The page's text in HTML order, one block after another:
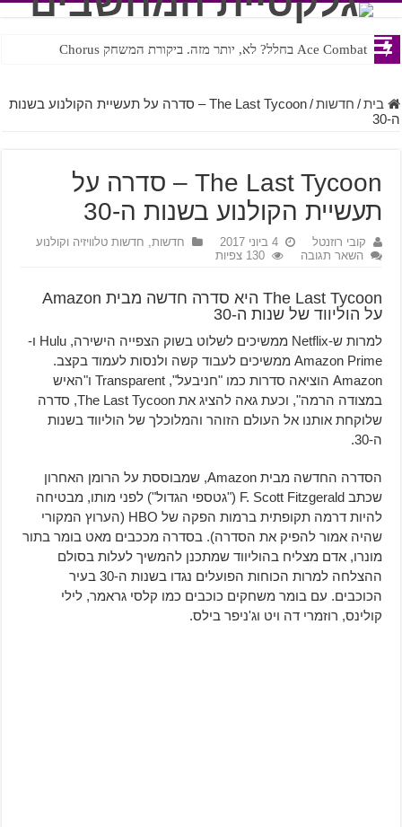
Ace Combat בחלל? לא, יותר מזה. ביקורת המשחק Chorus
Steven Universe והשירים שתורגמו בצורה נוראית לעברית
בית / חדשות /
The Last Tycoon – סדרה על תעשיית הקולנוע בשנות
ה-30
The Last Tycoon – סדרה על
תעשיית הקולנוע בשנות ה-30
קובי רוזנטל 4 ביוני 2017 חדשות, חדשות טלוויזיה וקולנוע
השאר תגובה
130 צפיות
The Last Tycoon היא סדרה חדשה מבית Amazon
על הוליווד של שנות ה-30
למרות ש-Netflix ממשיכים לשלוט בשוק הצפייה הישירה, Hulu ו-
Amazon Prime ממשיכים לעבוד קשה ולנסות לעמוד בקצב.
Amazon הוציאה סדרות כמו "חניבעל", Transparent ו"האיש
במצודה הרמה", וכעת גאה להציג את The Last Tycoon, סדרה
שלוקחת אותנו אל העולם הזוהר והמלוכלך של הוליווד בשנות
ה-30.
הסדרה החדשה מבית Amazon, שמבוססת על הרומן האחרון
שכתב F. Scott Fitzgerald ("גטספי הגדול") לפני מותו, מבטיחה
להיות דרמה תקופתית ברמות הפקה של HBO (הערוץ המקורי
שהיה אמור להפיק את הסדרה). בסדרה מככבים מאט בומר בתור
מונרו, אדם מצליח בהוליווד שמתכנן להמשיך לעלות בסולם
ההצלחה למרות הכוחות הפועלים נגדו בשנות ה-30 בעיר
הכוכבים. עם בומר משחקים כוכבים כמו קלסי גראמר, לילי
קולינס, רוזמרי דה ויט וג'ניפר בילס.